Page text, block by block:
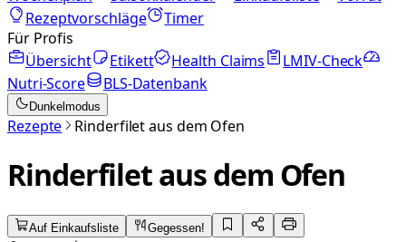
Rezeptvorschläge
Timer
Für Profis
Übersicht
Etikett Health Claims
LMIV-Check
Nutri-Score
BLS-Datenbank
Dunkelmodus
Rezepte Rinderfilet aus dem Ofen
Rinderfilet aus dem Ofen
Auf Einkaufsliste Gegessen!